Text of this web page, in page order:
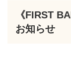
《FIRST
お知らせ